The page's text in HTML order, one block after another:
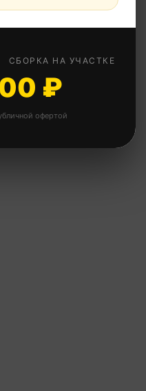
+12,000 ₽
СБОРКА НА УЧАСТКЕ
₽
офертой